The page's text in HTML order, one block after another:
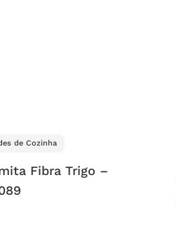
de Cozinha
Fibra Trigo –